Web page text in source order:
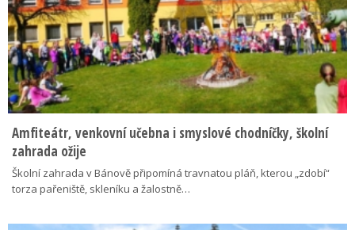
Amfiteátr, venkovní učebna i smyslové chodníčky, školní
zahrada ožije
Školní zahrada v Bánově připomíná travnatou pláň, kterou „zdobí“
torza pařeniště, skleníku a žalostně…